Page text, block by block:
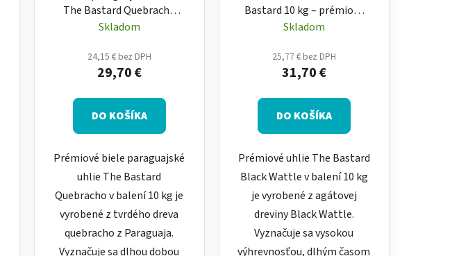
The Bastard Quebracho
10 kg – prémiové uhlie do
Skladom
24,15 € bez DPH
29,70 €
DO KOŠÍKA
Prémiové biele paraguajské
uhlie The Bastard
Quebracho v balení 10 kg je
vyrobené z tvrdého dreva
quebracho z Paraguaja.
Vyznačuje sa dlhou dobou
Bastard 10 kg – prémiové
uhlie do grilu
Skladom
25,77 € bez DPH
31,70 €
DO KOŠÍKA
Prémiové uhlie The Bastard
Black Wattle v balení 10 kg
je vyrobené z agátovej
dreviny Black Wattle.
Vyznačuje sa vysokou
výhrevnosťou, dlhým časom